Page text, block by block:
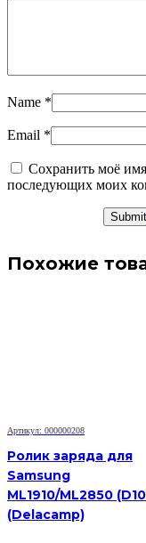
Name *
Email *
Сохранить моё
последующих моих
Похожие
Артикул: 000000208
Ролик заряда для
Samsung
ML1910/ML2850
(Delacamp)